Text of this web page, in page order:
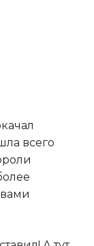
всего